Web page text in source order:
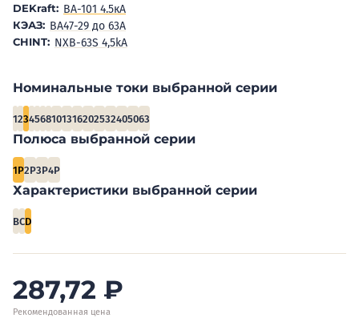
DEKraft: ВА-101 4.5кА
КЭАЗ: ВА47-29 до 63А
CHINT: NXB-63S 4,5kA
Номинальные токи выбранной серии
1234568101316202532405063
Полюса выбранной серии
1P2P3P4P
Характеристики выбранной серии
BCD
287,72 ₽
Рекомендованная цена